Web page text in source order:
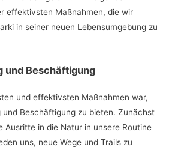
effektivsten Maßnahmen, die wir
in seiner neuen Lebensumgebung zu
und Beschäftigung
und effektivsten Maßnahmen war,
und Beschäftigung zu bieten. Zunächst
Ausritte in die Natur in unsere Routine
uns, neue Wege und Trails zu